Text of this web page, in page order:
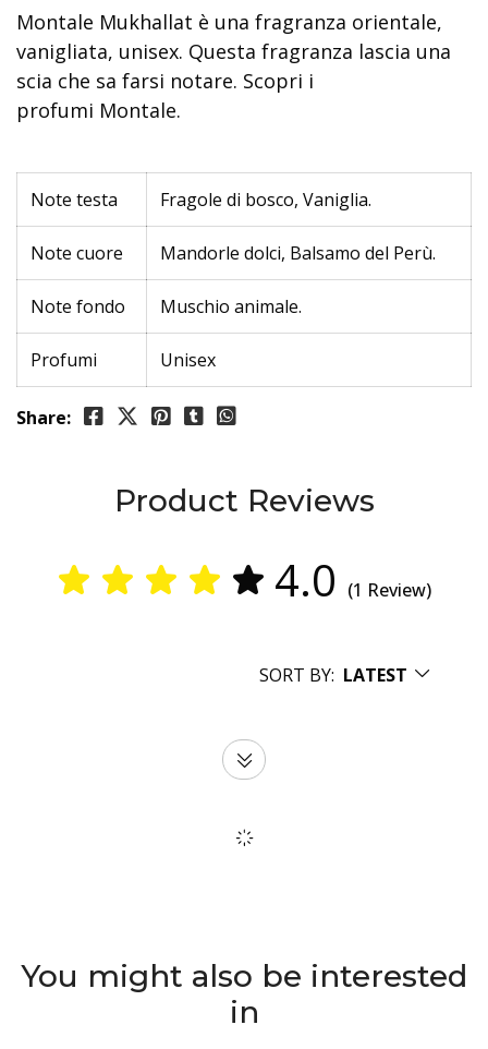
Montale Mukhallat è una fragranza orientale,
vanigliata, unisex. Questa fragranza lascia una
scia che sa farsi notare. Scopri i
profumi Montale.
Note testa Fragole di bosco, Vaniglia.
Note cuore Mandorle dolci, Balsamo del Perù.
Note fondo Muschio animale.
Profumi Unisex
Share:
Product Reviews
4.0 (1 Review)
SORT BY: LATEST
You might also be interested
in